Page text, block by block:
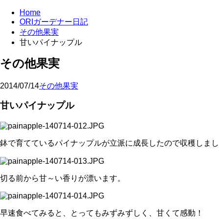
Home
ORIガーデナー日記
その他果実
甘いパイナップル
その他果実
2014/07/14その他果実
甘いパイナップル
鉢で育てているパイナップルが立派に成長したので収穫しま
切る前から甘～い香りが漂います。
早速食べてみると、とってもみずみずしく、甘くて感動！